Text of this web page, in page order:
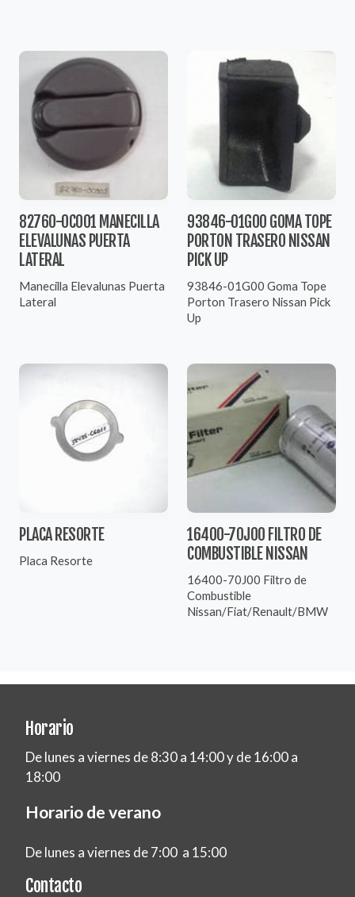
82760-0C001 MANECILLA
ELEVALUNAS PUERTA
LATERAL
Manecilla Elevalunas Puerta
Lateral
93846-01G00 GOMA TOPE
PORTON TRASERO NISSAN
PICK UP
93846-01G00 Goma Tope
Porton Trasero Nissan Pick
Up
PLACA RESORTE
Placa Resorte
16400-70J00 FILTRO DE
COMBUSTIBLE NISSAN
16400-70J00 Filtro de
Combustible
Nissan/Fiat/Renault/BMW
Horario
De lunes a viernes de 8:30 a 14:00 y de 16:00 a
18:00
Horario de verano
De lunes a viernes de 7:00 a 15:00
Contacto